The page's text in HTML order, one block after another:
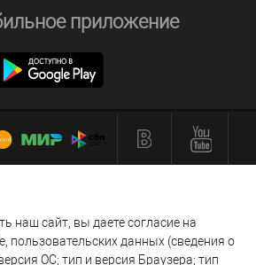
приложение
наш сайт, вы даете согласие на
пользовательских данных (сведения о
ОС; тип и версия Браузера; тип